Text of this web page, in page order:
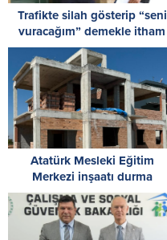
Trafikte silah gösterip “seni
vuracağım” demekle itham
edilen zanlı, tutuksuz
yargılanacak
Atatürk Mesleki Eğitim
Merkezi inşaatı durma
noktasında! İskele’den acil
destek çağrısı